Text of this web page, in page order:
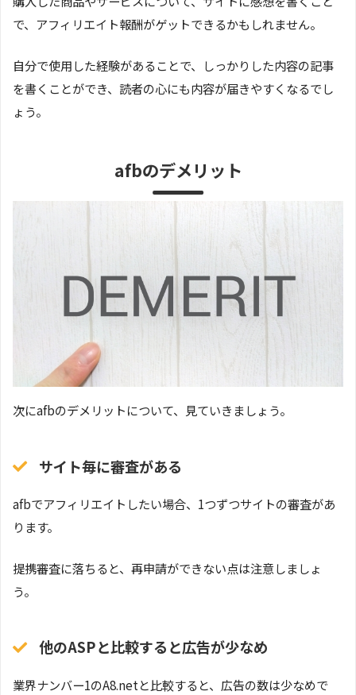
で、アフィリエイト報酬がゲットできるかもしれません。
自分で使用した経験があることで、しっかりした内容の記事
を書くことができ、読者の心にも内容が届きやすくなるでし
ょう。
afbのデメリット
次にafbのデメリットについて、見ていきましょう。
サイト毎に審査がある
afbでアフィリエイトしたい場合、1つずつサイトの審査があ
ります。
提携審査に落ちると、再申請ができない点は注意しましょ
う。
他のASPと比較すると広告が少なめ
業界ナンバー1のA8.netと比較すると、広告の数は少なめで